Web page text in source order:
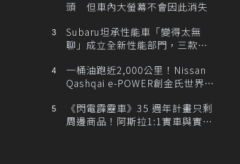
頭 但車內大螢幕不會因此消失
Subaru坦承性能車「變得太無
聊」成立全新性能部門，三款手
一桶油跑近2,000公里！Nissan
Qashqai e-POWER創金氏世界紀
《閃電霹靂車》35 週年計畫只剩
周邊商品！阿斯拉1:1實車與實體